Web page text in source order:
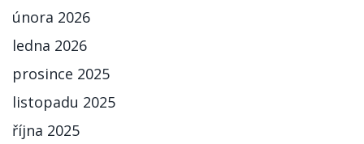
února 2026
ledna 2026
prosince 2025
listopadu 2025
října 2025